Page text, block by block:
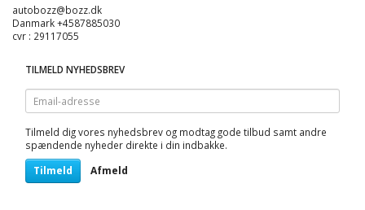
autobozz@bozz.dk
Danmark +4587885030
cvr : 29117055
TILMELD NYHEDSBREV
Email-
adresse
Tilmeld dig vores nyhedsbrev og modtag gode tilbud samt andre
spændende nyheder direkte i din indbakke.
Tilmeld Afmeld